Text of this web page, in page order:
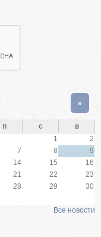
»
п с
в
1
2
7 8
9
14 15
16
21 22
23
28 29
30
Все новости